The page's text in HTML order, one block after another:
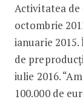
Activitatea de
octombrie
ianuarie
de
iulie 2016.
100.000 de